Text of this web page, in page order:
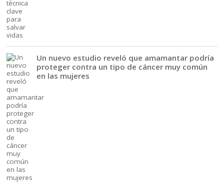
Un nuevo estudio reveló que amamantar podría
proteger contra un tipo de cáncer muy común
en las mujeres